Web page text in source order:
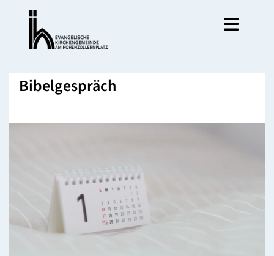
Bibelgespräch